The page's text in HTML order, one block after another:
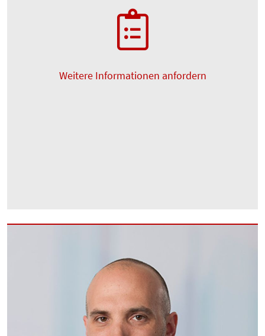
Weitere Informationen anfordern